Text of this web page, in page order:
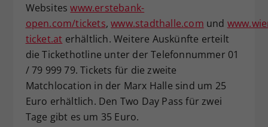
Websiteswww.erstebank-
open.com/tickets,www.stadthalle.com und
ticket.at erhältlich. Weitere Auskünfte erteilt
die Tickethotline unter der Telefonnummer 01
/ 79 999 79. Tickets für die zweite
Matchlocation in der Marx Halle sind um 25
Euro erhältlich. Den Two Day Pass für zwei
Tage gibt es um 35 Euro.